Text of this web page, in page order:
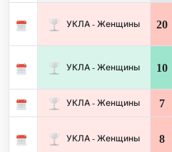
УКЛА - Женщины 20
УКЛА - Женщины 10
УКЛА - Женщины 7
УКЛА - Женщины 8